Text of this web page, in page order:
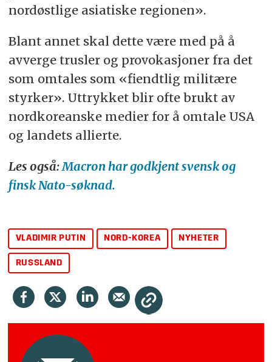
nordøstlige asiatiske regionen».
Blant annet skal dette være med på å
avverge trusler og provokasjoner fra det
som omtales som «fiendtlig militære
styrker». Uttrykket blir ofte brukt av
nordkoreanske medier for å omtale USA
og landets allierte.
Les også:Macron har godkjent svensk og
finsk Nato-søknad.
VLADIMIR PUTIN NORD-KOREA NYHETER
RUSSLAND